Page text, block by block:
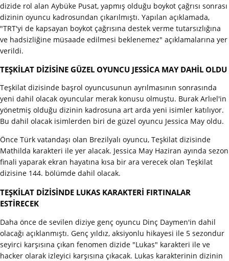
dizide rol alan Aybüke Pusat, yapmış olduğu boykot çağrısı sonrası
dizinin oyuncu kadrosundan çıkarılmıştı. Yapılan açıklamada,
"TRT'yi de kapsayan boykot çağrısına destek verme tutarsızlığına
ve hadsizliğine müsaade edilmesi beklenemez" açıklamalarına yer
verildi.
TEŞKİLAT DİZİSİNE GÜZEL OYUNCU JESSİCA MAY DAHİL OLDU
Teşkilat dizisinde başrol oyuncusunun ayrılmasının sonrasında
yeni dahil olacak oyuncular merak konusu olmuştu. Burak Arlıel'in
yönetmiş olduğu dizinin kadrosuna art arda yeni isimler katılıyor.
Bu dahil olacak isimlerden biri de güzel oyuncu Jessica May oldu.
Önce Türk vatandaşı olan Brezilyalı oyuncu, Teşkilat dizisinde
Mathilda karakteri ile yer alacak. Jessica May Haziran ayında sezon
finali yaparak ekran hayatına kısa bir ara verecek olan Teşkilat
dizisine 144. bölümde dahil olacak.
TEŞKİLAT DİZİSİNDE LUKAS KARAKTERİ FIRTINALAR
ESTİRECEK
Daha önce de sevilen diziye genç oyuncu Dinç Daymen'in dahil
olacağı açıklanmıştı. Genç yıldız, aksiyonlu hikayesi ile 5 sezondur
seyirci karşısına çıkan fenomen dizide "Lukas" karakteri ile ve
hacker olarak izleyici karşısına çıkacak. Lukas karakterinin dizinin